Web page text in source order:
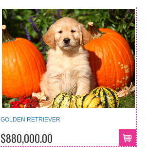
GOLDEN RETRIEVER
$880,000.00